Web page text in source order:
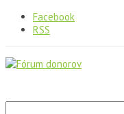
Facebook
RSS